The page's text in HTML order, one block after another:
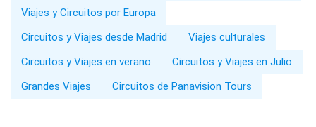
Viajes y Circuitos por Europa
Circuitos y Viajes desde Madrid
Viajes culturales
Circuitos y Viajes en verano
Circuitos y Viajes en Julio
Grandes Viajes
Circuitos de Panavision Tours